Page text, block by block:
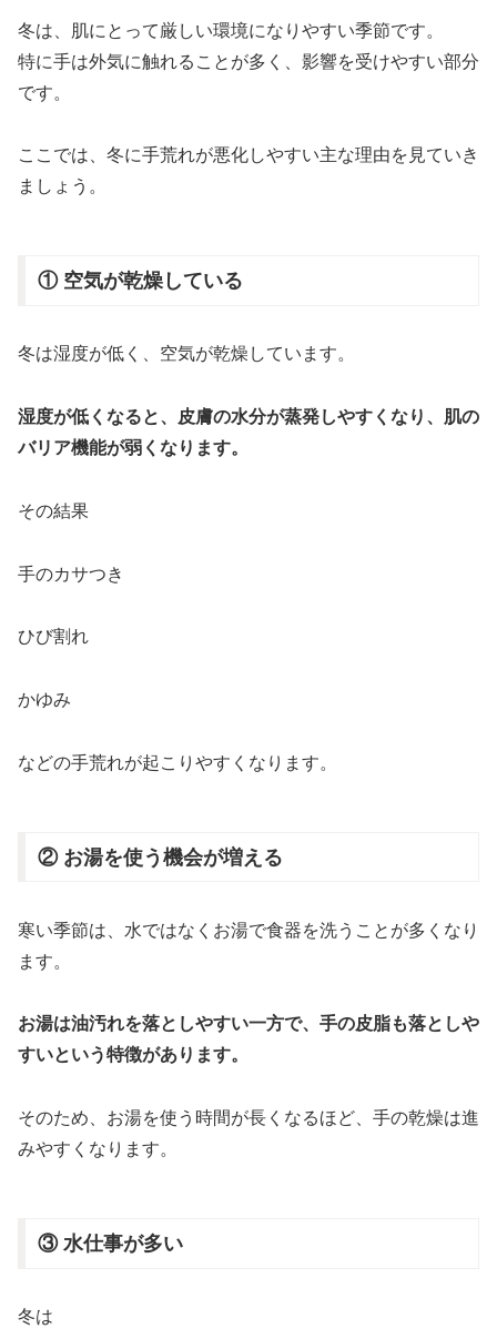
冬は、肌にとって厳しい環境になりやすい季節です。
特に手は外気に触れることが多く、影響を受けやすい部分
です。
ここでは、冬に手荒れが悪化しやすい主な理由を見ていき
ましょう。
① 空気が乾燥している
冬は湿度が低く、空気が乾燥しています。
湿度が低くなると、皮膚の水分が蒸発しやすくなり、肌の
バリア機能が弱くなります。
その結果
手のカサつき
ひび割れ
かゆみ
などの手荒れが起こりやすくなります。
② お湯を使う機会が増える
寒い季節は、水ではなくお湯で食器を洗うことが多くなり
ます。
お湯は油汚れを落としやすい一方で、手の皮脂も落としや
すいという特徴があります。
そのため、お湯を使う時間が長くなるほど、手の乾燥は進
みやすくなります。
③ 水仕事が多い
冬は